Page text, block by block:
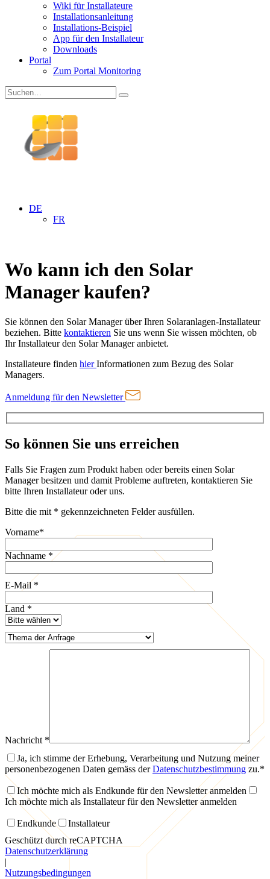
Wiki für Installateure
Installationsanleitung
Installations-Beispiel
App für den Installateur
Downloads
Portal
Zum Portal Monitoring
DE
FR
Wo kann ich den Solar
Manager kaufen?
Sie können den Solar Manager über Ihren Solaranlagen-Installateur
beziehen. Bitte kontaktieren Sie uns wenn Sie wissen möchten, ob
Ihr Installateur den Solar Manager anbietet.
Installateure finden hierInformationen zum Bezug des Solar
Managers.
Anmeldung für den Newsletter
So können Sie uns erreichen
Falls Sie Fragen zum Produkt haben oder bereits einen Solar
Manager besitzen und damit Probleme auftreten, kontaktieren Sie
bitte Ihren Installateur oder uns.
Bitte die mit * gekennzeichneten Felder ausfüllen.
Vorname*
Nachname *
E-Mail *
Land *
Nachricht *
Ja, ich stimme der Erhebung, Verarbeitung und Nutzung meiner
personenbezogenen Daten gemäss derDatenschutzbestimmung zu.*
Ich möchte mich als Endkunde für den Newsletter anmelden
Ich möchte mich als Installateur für den Newsletter anmelden
Endkunde
Installateur
Geschützt durch reCAPTCHA
Datenschutzerklärung
|
Nutzungsbedingungen